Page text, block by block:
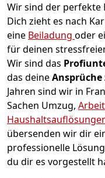
Wir sind der perfekte
Dich zieht es nach
eine Beiladung oder
für deinen
Wir sind das
das deineAnsprüche
Jahren sind wir in
Sachen Umzug,
übersenden wir dir
professionelle
du dir es vorgestellt